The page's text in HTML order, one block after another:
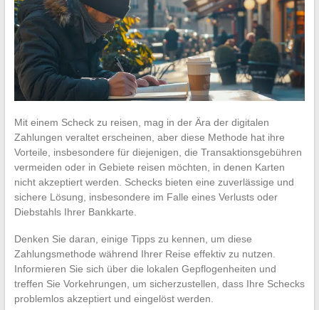
Mit einem Scheck zu reisen, mag in der Ära der digitalen
Zahlungen veraltet erscheinen, aber diese Methode hat ihre
Vorteile, insbesondere für diejenigen, die Transaktionsgebühren
vermeiden oder in Gebiete reisen möchten, in denen Karten
nicht akzeptiert werden. Schecks bieten eine zuverlässige und
sichere Lösung, insbesondere im Falle eines Verlusts oder
Diebstahls Ihrer Bankkarte.
Denken Sie daran, einige Tipps zu kennen, um diese
Zahlungsmethode während Ihrer Reise effektiv zu nutzen.
Informieren Sie sich über die lokalen Gepflogenheiten und
treffen Sie Vorkehrungen, um sicherzustellen, dass Ihre Schecks
problemlos akzeptiert und eingelöst werden.